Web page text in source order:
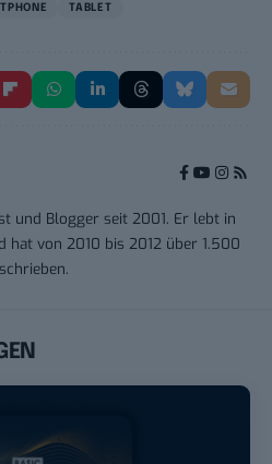
TABLET
und Blogger seit 2001. Er lebt in
hat von 2010 bis 2012 über 1.500